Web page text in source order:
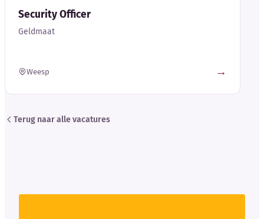
Security Officer
Geldmaat
Weesp →
Terug naar alle vacatures